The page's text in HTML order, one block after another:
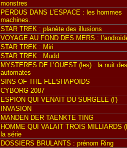
monstres
PERDUS DANS L’ESPACE : les hommes
machines.
STAR TREK : planète des illusions
VOYAGE AU FOND DES MERS :
STAR TREK : Miri
STAR TREK : Mudd
MYSTERES DE L’OUEST (les) : la nuit des
automates
SINS OF THE FLESHAPOIDS
CYBORG 2087
ESPION QUI VENAIT DU SURGELE (l')
INVASION
MANDEN DER TAENKTE TING
HOMME QUI VALAIT TROIS MILLIARDS
la série
DOSSIERS BRULANTS : prénom Ring